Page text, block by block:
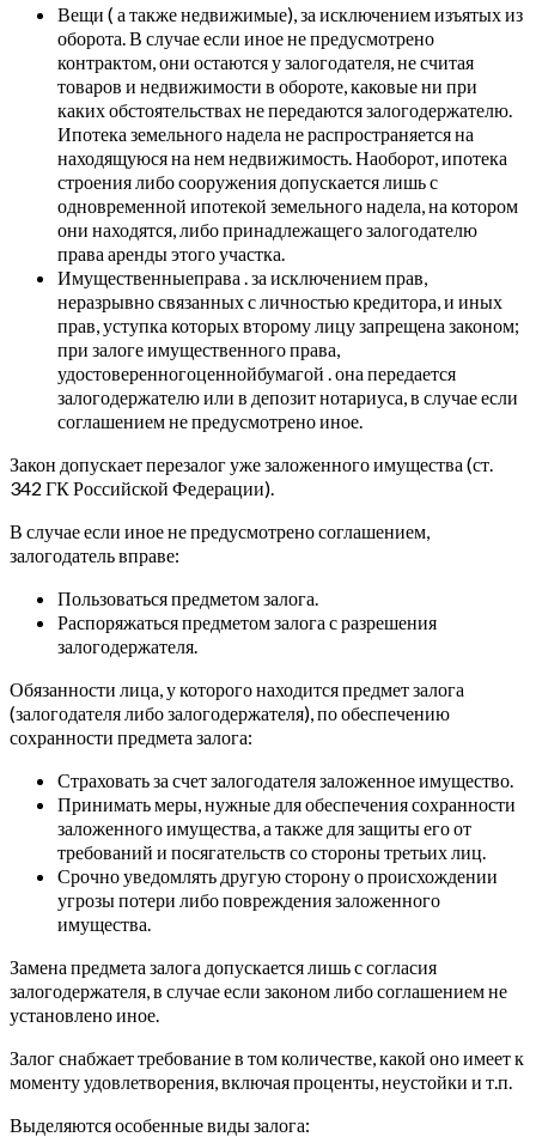
Вещи ( а также недвижимые), за исключением изъятых из
оборота. В случае если иное не предусмотрено
контрактом, они остаются у залогодателя, не считая
товаров и недвижимости в обороте, каковые ни при
каких обстоятельствах не передаются залогодержателю.
Ипотека земельного надела не распространяется на
находящуюся на нем недвижимость. Наоборот, ипотека
строения либо сооружения допускается лишь с
одновременной ипотекой земельного надела, на котором
они находятся, либо принадлежащего залогодателю
права аренды этого участка.
Имущественныеправа . за исключением прав,
неразрывно связанных с личностью кредитора, и иных
прав, уступка которых второму лицу запрещена законом;
при залоге имущественного права,
удостоверенногоценнойбумагой . она передается
залогодержателю или в депозит нотариуса, в случае если
соглашением не предусмотрено иное.
Закон допускает перезалог уже заложенного имущества (ст.
342 ГК Российской Федерации).
В случае если иное не предусмотрено соглашением,
залогодатель вправе:
Пользоваться предметом залога.
Распоряжаться предметом залога с разрешения
залогодержателя.
Обязанности лица, у которого находится предмет залога
(залогодателя либо залогодержателя), по обеспечению
сохранности предмета залога:
Страховать за счет залогодателя заложенное имущество.
Принимать меры, нужные для обеспечения сохранности
заложенного имущества, а также для защиты его от
требований и посягательств со стороны третьих лиц.
Срочно уведомлять другую сторону о происхождении
угрозы потери либо повреждения заложенного
имущества.
Замена предмета залога допускается лишь с согласия
залогодержателя, в случае если законом либо соглашением не
установлено иное.
Залог снабжает требование в том количестве, какой оно имеет к
моменту удовлетворения, включая проценты, неустойки и т.п.
Выделяются особенные виды залога: